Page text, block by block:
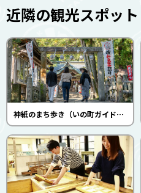
近隣の観光スポット
神紙のまち歩き（いの町ガイドくらぶ）